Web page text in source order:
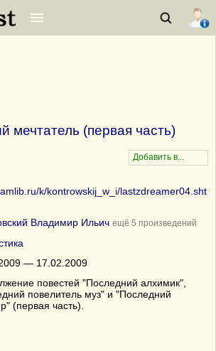
мечтатель (первая часть)
k/kontrowskij_w_i/lastzdreamer04.sht
Владимир Ильич ещё 5 произведений
— 17.02.2009
повестей "Последний алхимик",
повелитель муз" и "Последний
(первая часть).